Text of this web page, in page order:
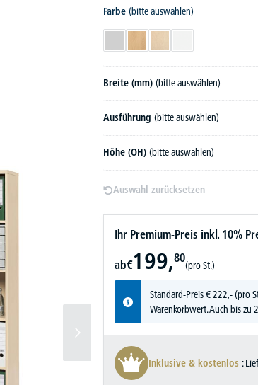
Farbe (bitte auswählen)
LichtgrauBuchedekorAhorndekor
Breite (mm) (bitte auswählen)
Ausführung (bitte auswählen)
Höhe (OH) (bitte auswählen)
Auswahl zurücksetzen
Ihr Premium-Preis inkl. 10%
ab€199,80
(pro St.)
Standard-Preis€222,-(pro
Warenkorbwert. Auch bis zu
Inklusive & kostenlos :